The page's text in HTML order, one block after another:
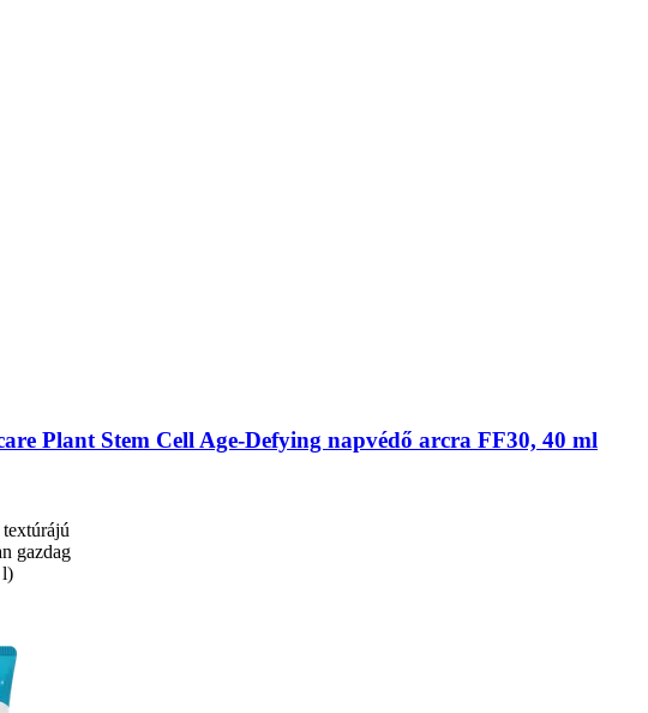
Plant Stem Cell Age-​Defying napvédő arcra FF30, 40 ml
gazdag
l)